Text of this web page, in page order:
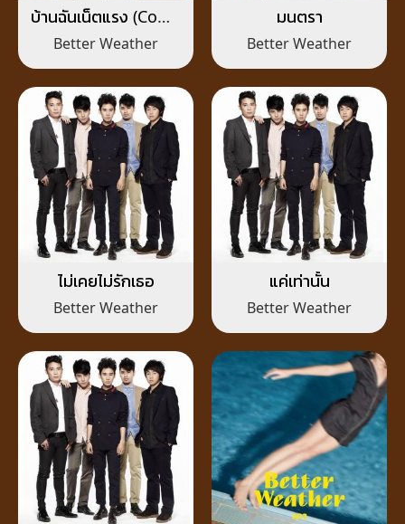
บ้านฉันเน็ตแรง (Come
with me free WiFi)
Better Weather
มนตรา
Better Weather
ไม่เคยไม่รักเธอ
Better Weather
แค่เท่านั้น
Better Weather